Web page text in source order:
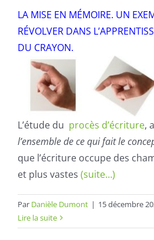
LA MISE EN MÉMOIRE. UN
RÉVOLVER DANS
DU CRAYON.
L’étude du procès d’écriture,
l’ensemble de ce qui fait le
que l’écriture occupe des
et plus vastes (suite…)
Par Danièle Dumont | 15 décembre
Lire la suite